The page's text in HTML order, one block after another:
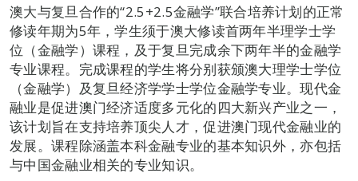
澳大与复旦合作的“2.5+2.5金融学”联合培养计划的正常
修读年期为5年，学生须于澳大修读首两年半理学士学
位（金融学）课程，及于复旦完成余下两年半的金融学
专业课程。完成课程的学生将分别获颁澳大理学士学位
（金融学）及复旦经济学学士学位金融学专业。现代金
融业是促进澳门经济适度多元化的四大新兴产业之一，
该计划旨在支持培养顶尖人才，促进澳门现代金融业的
发展。课程除涵盖本科金融专业的基本知识外，亦包括
与中国金融业相关的专业知识。